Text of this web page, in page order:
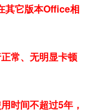
其它版本Office相
常、无明显卡顿
时间不超过5年，